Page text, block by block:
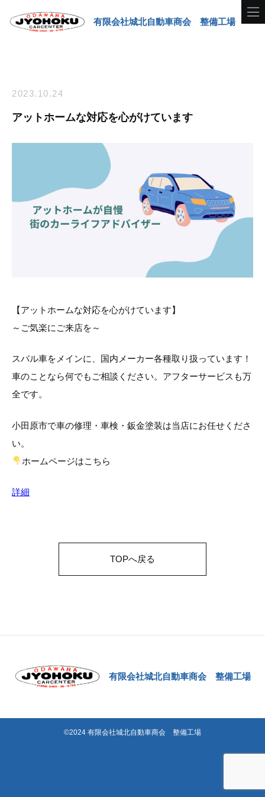
有限会社城北自動車商会 整備工場
2023.10.24
アットホームな対応を心がけています
【アットホームな対応を心がけています】
～ご気楽にご来店を～
スバル車をメインに、国内メーカー各種取り扱っています！
車のことなら何でもご相談ください。アフターサービスも万
全です。
小田原市で車の修理・車検・鈑金塗装は当店にお任せくださ
い。
ホームページはこちら
詳細
TOPへ戻る
有限会社城北自動車商会 整備工場
©2024 有限会社城北自動車商会 整備工場